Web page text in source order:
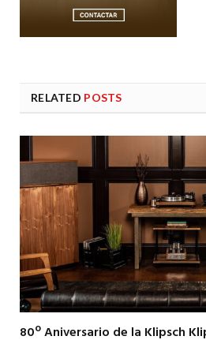
RELATED POSTS
80º Aniversario de la Klipsch